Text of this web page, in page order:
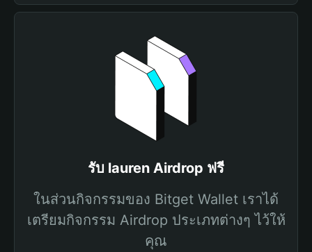
รับ lauren Airdrop ฟรี
ในส่วนกิจกรรมของ Bitget Wallet เราได้
เตรียมกิจกรรม Airdrop ประเภทต่างๆ ไว้ให้
คุณ